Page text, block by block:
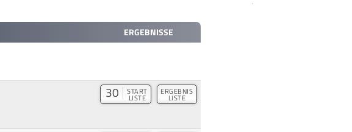
ERGEBNISSE
30 START
LISTE
ERGEBNIS
LISTE